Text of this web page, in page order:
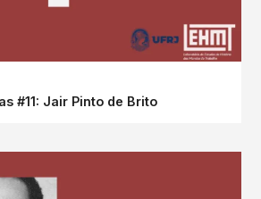
#11: Jair Pinto de Brito